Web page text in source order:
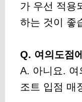
가 우선 적용
하는 것이 좋
Q. 여의도점
A. 아니요. 여
조트 입점 매